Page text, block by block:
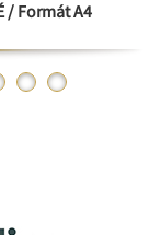
/ Formát A4